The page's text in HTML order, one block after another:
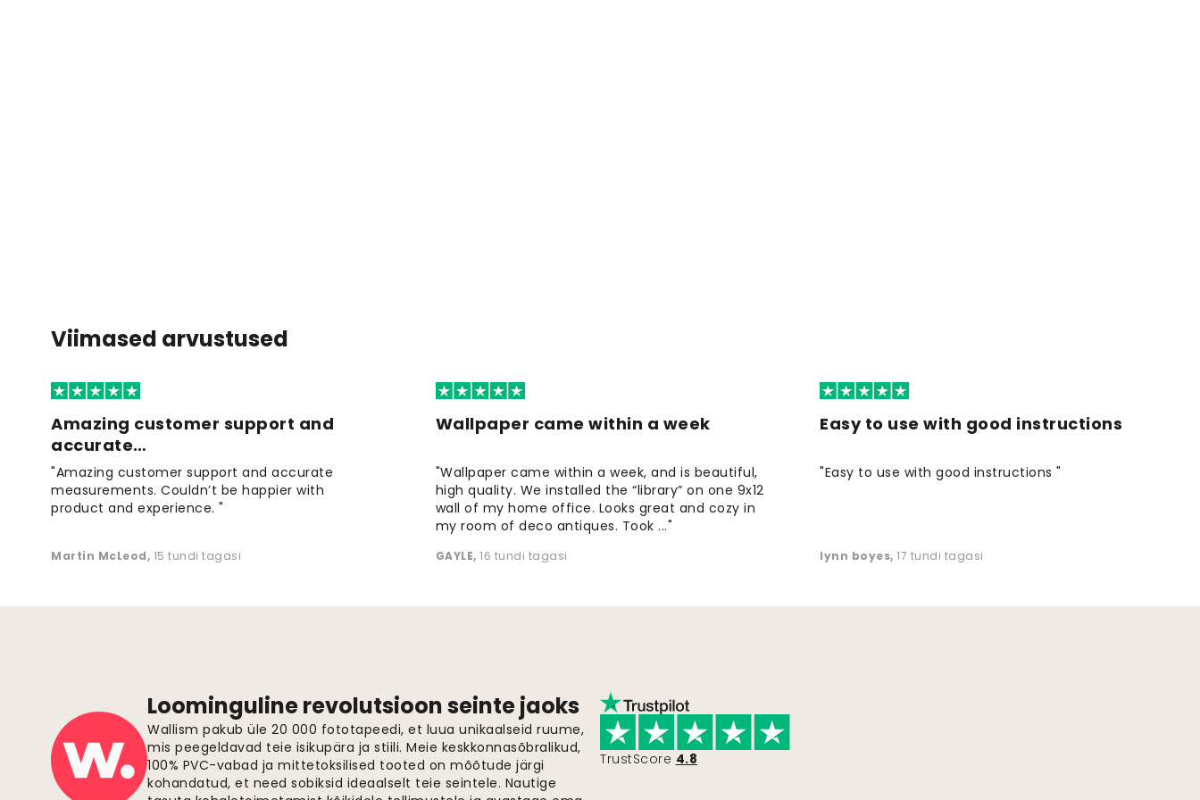
Viimased arvustused
Amazing customer support and
accurate…
"Amazing customer support and accurate
measurements. Couldn’t be happier with
product and experience. "
Martin McLeod, 15 tundi tagasi
Wallpaper came within a week
"Wallpaper came within a week, and is beautiful,
high quality. We installed the “library” on one 9x12
wall of my home office. Looks great and cozy in
my room of deco antiques. Took ..."
GAYLE, 16 tundi tagasi
Easy to use with good instructions
"Easy to use with good instructions "
lynn boyes, 17 tundi tagasi
Loominguline revolutsioon seinte jaoks
Wallism pakub üle 20 000 fototapeedi, et luua unikaalseid ruume,
mis peegeldavad teie isikupära ja stiili. Meie keskkonnasõbralikud,
100% PVC-vabad ja mittetoksilised tooted on mõõtude järgi
kohandatud, et need sobiksid ideaalselt teie seintele. Nautige
TrustScore 4.8